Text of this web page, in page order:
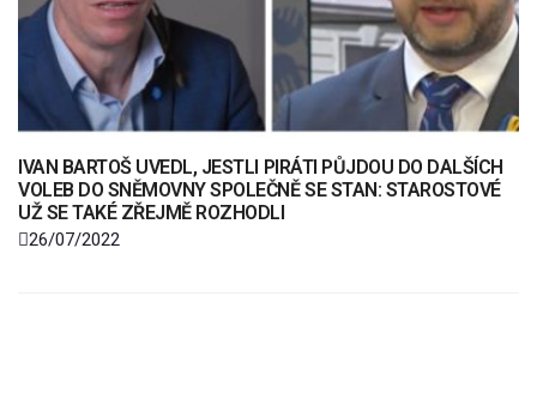
IVAN BARTOŠ UVEDL, JESTLI PIRÁTI PŮJDOU DO DALŠÍCH
VOLEB DO SNĚMOVNY SPOLEČNĚ SE STAN: STAROSTOVÉ
UŽ SE TAKÉ ZŘEJMĚ ROZHODLI
26/07/2022